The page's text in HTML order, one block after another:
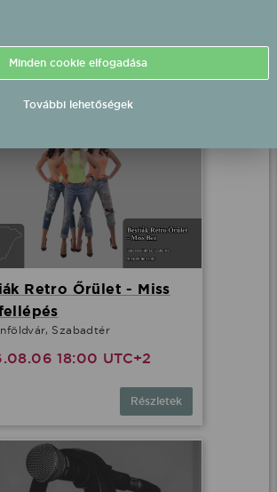
Retro Őrület - Miss
Szabadtér
18:00 UTC+2
Részletek
Minden cookie elfogadása
További lehetőségek